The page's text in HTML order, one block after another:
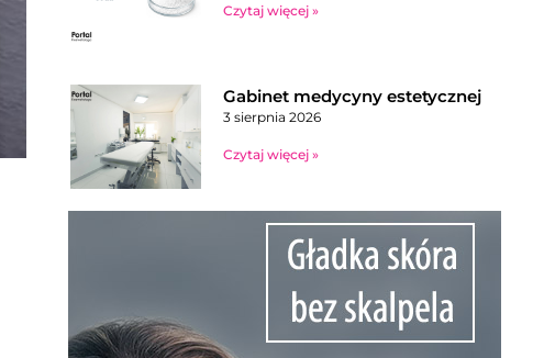
Czytaj więcej »
Gabinet medycyny estetycznej
3 sierpnia 2026
Czytaj więcej »